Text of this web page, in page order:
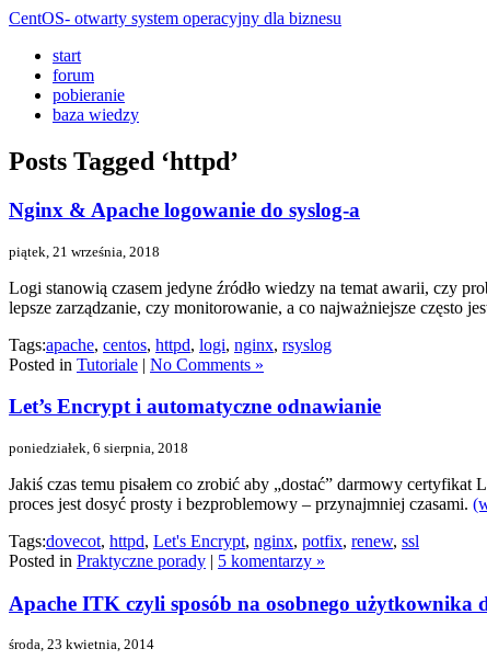
CentOS- otwarty system operacyjny dla biznesu
start
forum
pobieranie
baza wiedzy
Posts Tagged ‘httpd’
Nginx & Apache logowanie do syslog-a
piątek, 21 września, 2018
Logi stanowią czasem jedyne źródło wiedzy na temat awarii, czy
lepsze zarządzanie, czy monitorowanie, a co najważniejsze często
Tags:apache, centos, httpd, logi, nginx, rsyslog
Posted in Tutoriale | No Comments »
Let’s Encrypt i automatyczne odnawianie
poniedziałek, 6 sierpnia, 2018
Jakiś czas temu pisałem co zrobić aby „dostać” darmowy
proces jest dosyć prosty i bezproblemowy – przynajmniej czasami.
Tags:dovecot, httpd, Let's Encrypt, nginx, potfix, renew, ssl
Posted in Praktyczne porady | 5 komentarzy »
Apache ITK czyli sposób na osobnego użytkownika
środa, 23 kwietnia, 2014